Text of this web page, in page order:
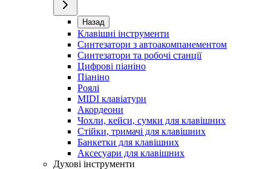
Назад
Клавішні інструменти
Синтезатори з автоакомпанементом
Синтезатори та робочі станції
Цифрові піаніно
Піаніно
Роялі
MIDI клавіатури
Акордеони
Чохли, кейси, сумки для клавішних
Стійки, тримачі для клавішних
Банкетки для клавішних
Аксесуари для клавішних
Духові інструменти